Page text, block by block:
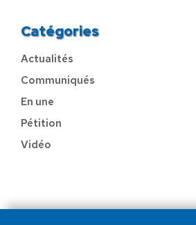
Catégories
Actualités
Communiqués
En une
Pétition
Vidéo